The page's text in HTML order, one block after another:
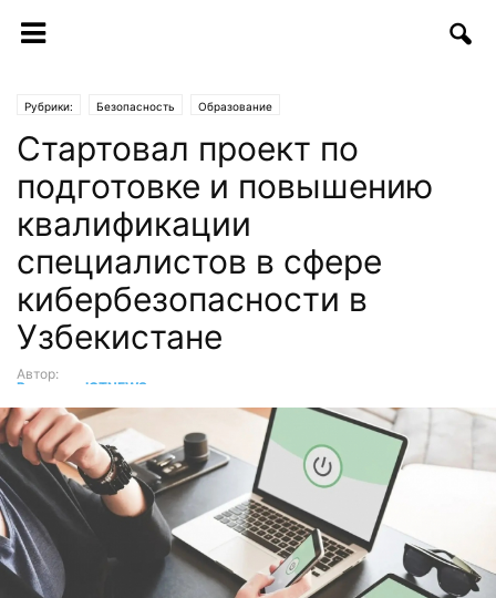
Рубрики: Безопасность Образование
Стартовал проект по
подготовке и повышению
квалификации
специалистов в сфере
кибербезопасности в
Узбекистане
Автор:
Редакция ICTNEWS